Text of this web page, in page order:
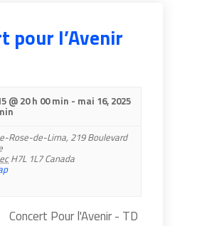
pour l’Avenir
@ 20 h 00 min - mai 16, 2025
Rose-de-Lima, 219 Boulevard
H7L 1L7 Canada
Concert Pour l'Avenir - TD